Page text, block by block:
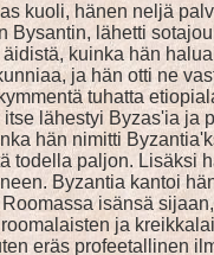
kuoli, hänen neljä
lähetti
kuinka hän
ja hän otti ne
tuhatta
lähestyi Byzas'ia
hän nimitti
todella paljon.
Byzantia kantoi
isänsä
ja
eräs profeetallinen